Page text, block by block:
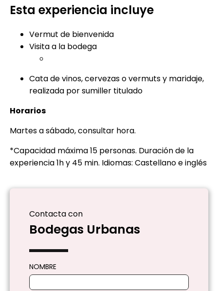
Esta experiencia incluye
Vermut de bienvenida
Visita a la bodega
Cata de vinos, cervezas o vermuts y maridaje,
realizada por sumiller titulado
Horarios
Martes a sábado, consultar hora.
*Capacidad máxima 15 personas. Duración de la
experiencia 1h y 45 min. Idiomas: Castellano e inglés
Contacta con
Bodegas Urbanas
NOMBRE